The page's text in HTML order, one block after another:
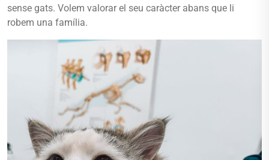
sense gats. Volem valorar el seu caràcter abans que li
robem una família.